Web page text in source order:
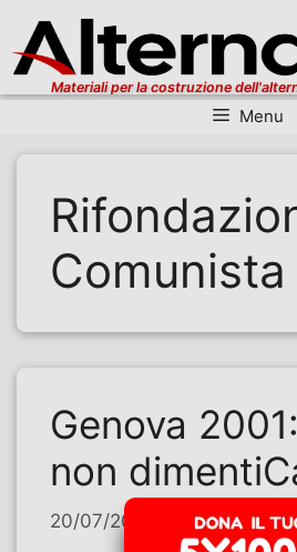
Materiali per la costruzione
Menu
Comunista
Genova
non
20/07/2026 Salvatore